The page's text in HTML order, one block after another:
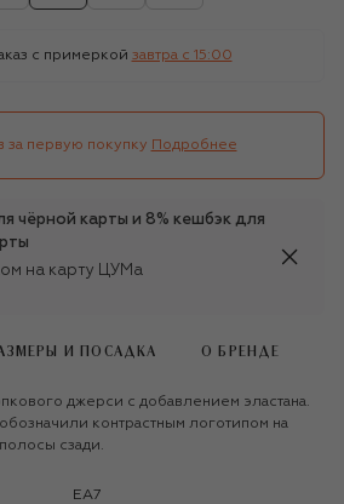
с примеркой завтра c 15:00
за первую покупку Подробнее
чёрной карты и 8% кешбэк для
на карту ЦУМа
И ПОСАДКА О БРЕНДЕ
джерси с добавлением эластана.
контрастным логотипом на
сзади.
EA7